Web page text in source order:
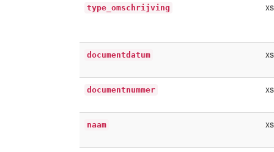
type_omschrijving
documentdatum
documentnummer
naam